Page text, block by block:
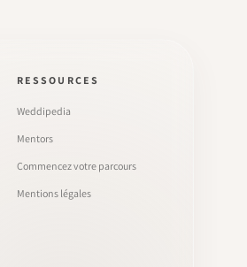
RESSOURCES
Weddipedia
Mentors
Commencez votre parcours
Mentions légales